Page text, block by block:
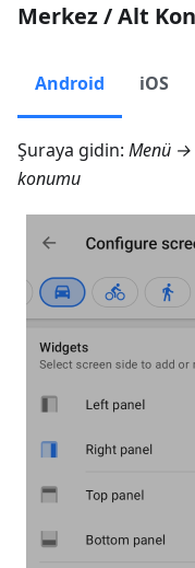
Merkez / Alt
Android iOS
Şuraya gidin: Menü →
konumu